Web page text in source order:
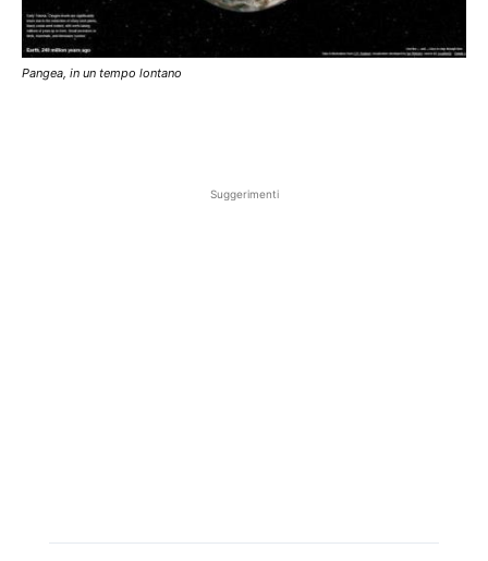
Pangea, in un tempo lontano
Suggerimenti